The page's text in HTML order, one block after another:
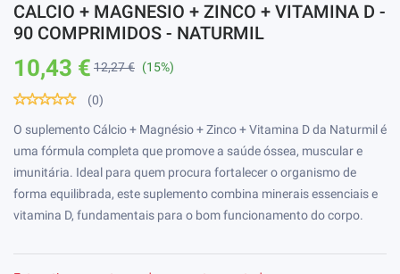
CALCIO + MAGNESIO + ZINCO + VITAMINA D -
90 COMPRIMIDOS - NATURMIL
10,43 € 12,27 € (15%)
(0)
O suplemento Cálcio + Magnésio + Zinco + Vitamina D da Naturmil é
uma fórmula completa que promove a saúde óssea, muscular e
imunitária. Ideal para quem procura fortalecer o organismo de
forma equilibrada, este suplemento combina minerais essenciais e
vitamina D, fundamentais para o bom funcionamento do corpo.